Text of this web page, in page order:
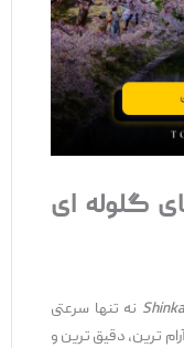
گلوله ‌ای
نه تنها سرعتی
‌ترین، دقیق ‌ترین و